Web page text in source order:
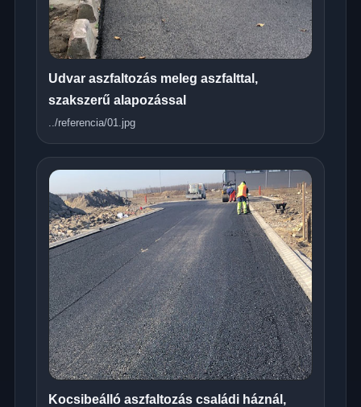
Udvar aszfaltozás meleg aszfalttal,
szakszerű alapozással
../referencia/01.jpg
Kocsibeálló aszfaltozás családi háznál,